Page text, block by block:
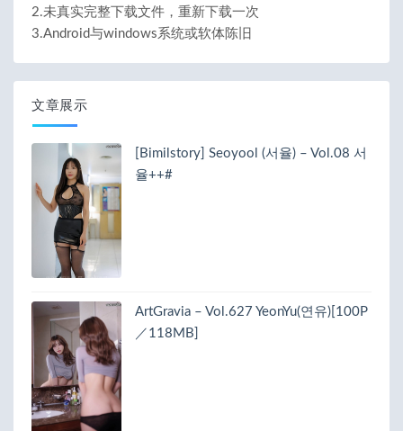
2.未真实完整下载文件，重新下载一次
3.Android与windows系统或软体陈旧
文章展示
[Bimilstory] Seoyool (서율) – Vol.08 서
율++#
ArtGravia – Vol.627 YeonYu(연유)[100P
／118MB]